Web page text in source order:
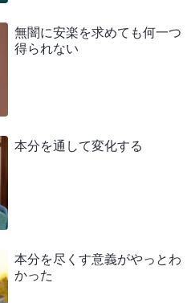
無闇に安楽を求めても何一つ
得られない
本分を通して変化する
本分を尽くす意義がやっとわ
かった